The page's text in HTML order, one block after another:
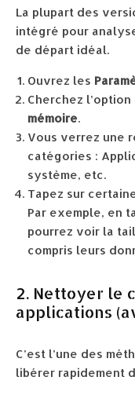
La plupart des
intégré pour
de départ idéal.
Ouvrez les
Cherchez l’option
mémoire.
Vous verrez une
catégories :
système, etc.
Tapez sur
Par exemple, en
pourrez voir la
compris leurs
2. Nettoyer le
applications
C’est l’une des
libérer rapidement